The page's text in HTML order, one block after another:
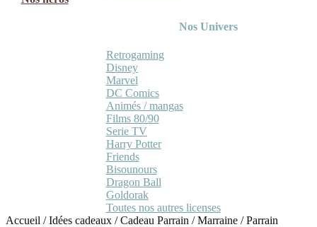
Nos Univers
Retrogaming
Disney
Marvel
DC Comics
Animés / mangas
Films 80/90
Serie TV
Harry Potter
Friends
Bisounours
Dragon Ball
Goldorak
Toutes nos autres licenses
Accueil /Idées cadeaux /Cadeau Parrain / Marraine /Parrain